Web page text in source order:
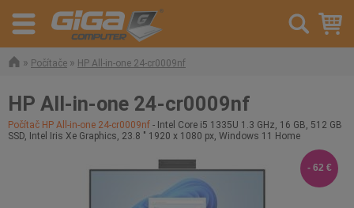
» Počítače » HP All-in-one 24-cr0009nf
HP All-in-one 24-cr0009nf
Počítač HP All-in-one 24-cr0009nf - Intel Core i5 1335U 1.3 GHz, 16 GB, 512 GB
SSD, Intel Iris Xe Graphics, 23.8 " 1920 x 1080 px, Windows 11 Home
- 62 €